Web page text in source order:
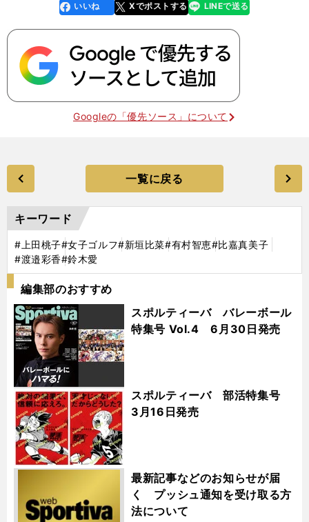
faceboo
k
いいね Xでポストする
line LINEで送る
Googleの「優先ソース」について
一覧に戻る
キーワード
#上田桃子#女子ゴルフ#新垣比菜#有村智恵#比嘉真美子
#渡邉彩香#鈴木愛
編集部のおすすめ
スポルティーバ バレーボール
特集号 Vol.4 6月30日発売
スポルティーバ 部活特集号
3月16日発売
最新記事などのお知らせが届
く プッシュ通知を受け取る方
法について